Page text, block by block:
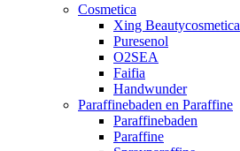
Cosmetica
Xing Beautycosmetica
Puresenol
O2SEA
Faifia
Handwunder
Paraffinebaden en Paraffine
Paraffinebaden
Paraffine